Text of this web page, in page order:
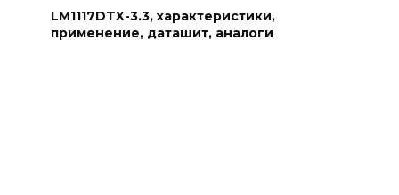
LM1117DTX-3.3, характеристики,
применение, даташит, аналоги